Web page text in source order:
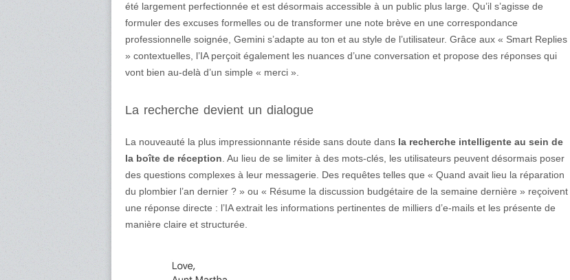
été largement perfectionnée et est désormais accessible à un public plus large. Qu’il s’agisse de
formuler des excuses formelles ou de transformer une note brève en une correspondance
professionnelle soignée, Gemini s’adapte au ton et au style de l’utilisateur. Grâce aux « Smart Replies
» contextuelles, l’IA perçoit également les nuances d’une conversation et propose des réponses qui
vont bien au-delà d’un simple « merci ».
La recherche devient un dialogue
La nouveauté la plus impressionnante réside sans doute dans la recherche intelligente au sein de
la boîte de réception . Au lieu de se limiter à des mots-clés, les utilisateurs peuvent désormais poser
des questions complexes à leur messagerie. Des requêtes telles que « Quand avait lieu la réparation
du plombier l’an dernier ? » ou « Résume la discussion budgétaire de la semaine dernière » reçoivent
une réponse directe : l’IA extrait les informations pertinentes de milliers d’e-mails et les présente de
manière claire et structurée.